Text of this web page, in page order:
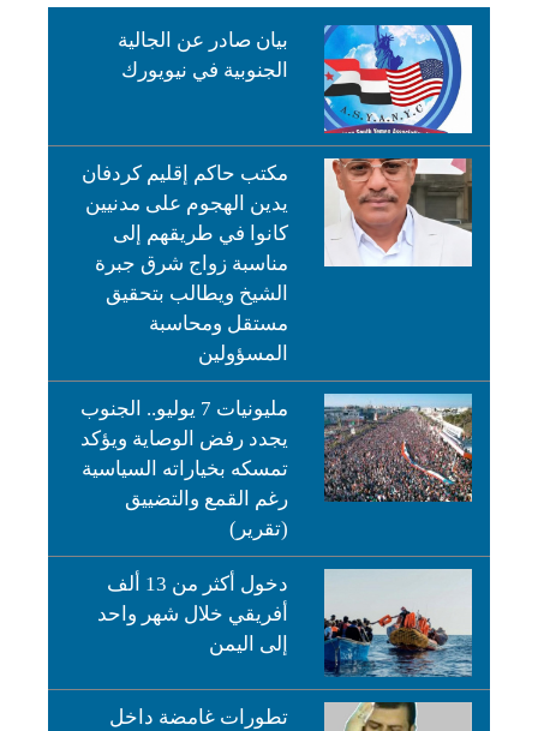
بيان صادر عن الجالية
الجنوبية في نيويورك
مكتب حاكم إقليم كردفان
يدين الهجوم على مدنيين
كانوا في طريقهم إلى
مناسبة زواج شرق جبرة
الشيخ ويطالب بتحقيق
مستقل ومحاسبة
المسؤولين
مليونيات 7 يوليو.. الجنوب
يجدد رفض الوصاية ويؤكد
تمسكه بخياراته السياسية
رغم القمع والتضييق
(تقرير)
دخول أكثر من 13 ألف
أفريقي خلال شهر واحد
إلى اليمن
تطورات غامضة داخل